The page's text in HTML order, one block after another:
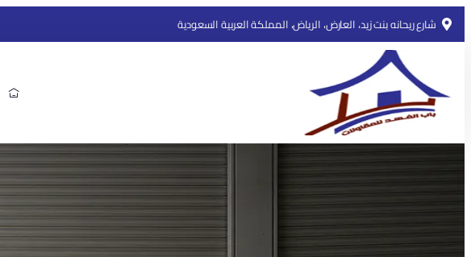
شارع ريحانه بنت زيد، العارض، الرياض، المملكة العربية السعودية